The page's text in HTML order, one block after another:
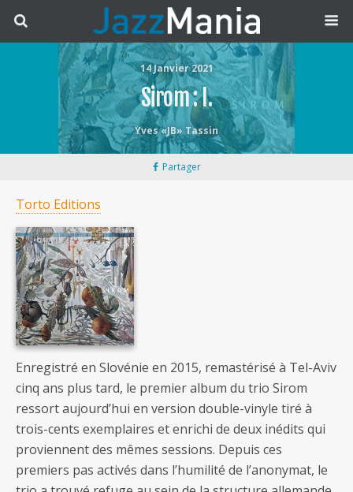
14 Janvier 2021
Sirom : I.
Yves «JB» Tassin
Partager
Torto Editions
Enregistré en Slovénie en 2015, remastérisé à Tel-Aviv
cinq ans plus tard, le premier album du trio Sirom
ressort aujourd’hui en version double-vinyle tiré à
trois-cents exemplaires et enrichi de deux inédits qui
proviennent des mêmes sessions. Depuis ces
premiers pas activés dans l’humilité de l’anonymat, le